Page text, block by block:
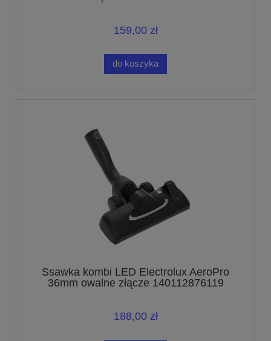
159,00 zł
do koszyka
Ssawka kombi LED Electrolux AeroPro
36mm owalne złącze 140112876119
188,00 zł